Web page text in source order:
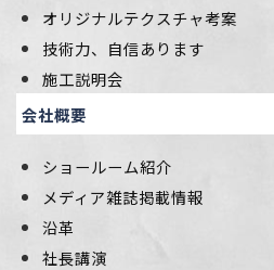
オリジナルテクスチャ考案
技術力、自信あります
施工説明会
会社概要
ショールーム紹介
メディア雑誌掲載情報
沿革
社長講演